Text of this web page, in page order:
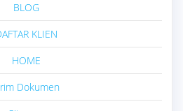
BLOG
KLIEN
HOME
Dokumen